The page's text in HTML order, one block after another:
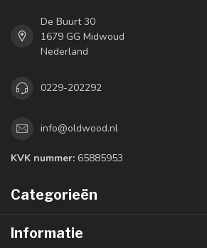
De Buurt 30
1679 GG Midwoud
Nederland
0229-202292
info@oldwood.nl
KVK nummer: 65885953
Categorieën
Informatie